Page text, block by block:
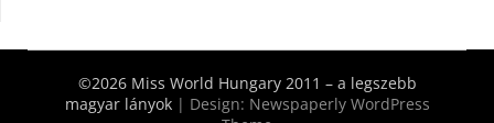
©2026 Miss World Hungary 2011 – a legszebb
magyar lányok | Design: Newspaperly WordPress